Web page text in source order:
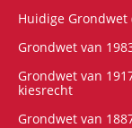
Huidige Grondwet
Grondwet van
Grondwet van
kiesrecht
Grondwet van